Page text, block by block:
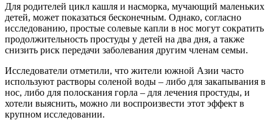
Для родителей цикл кашля и насморка, мучающий маленьких
детей, может показаться бесконечным. Однако, согласно
исследованию, простые солевые капли в нос могут сократить
продолжительность простуды у детей на два дня, а также
снизить риск передачи заболевания другим членам семьи.
Исследователи отметили, что жители южной Азии часто
используют растворы соленой воды – либо для закапывания в
нос, либо для полоскания горла – для лечения простуды, и
хотели выяснить, можно ли воспроизвести этот эффект в
крупном исследовании.